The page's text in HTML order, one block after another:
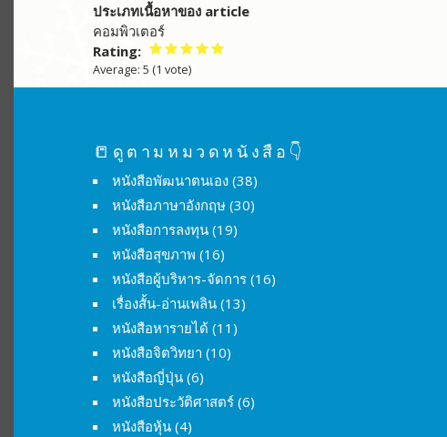
ประเภทเนื้อหาของ article
คอมพิวเตอร์
Rating
Average: 5 (1 vote)
📒ดูตามหมวดหนังสือ👇
หนังสือพัฒนาตนเอง (38)
หนังสือภาษาอังกฤษ (30)
หนังสือการลงทุน (19)
หนังสือสุขภาพ (16)
หนังสือผู้บริหาร-จัดการ (16)
เรื่องสั้น-อ่านเพลิน (13)
หนังสือหารายได้ (11)
หนังสือจิตวิทยา (10)
หนังสือญี่ปุ่น (6)
หนังสือประวัติศาสตร์ (6)
หนังสือหุ้น (4)